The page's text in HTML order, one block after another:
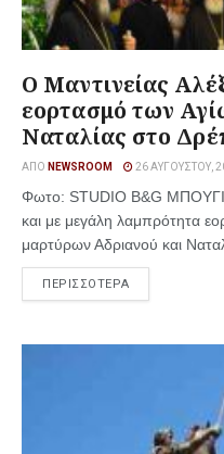
Ο Μαντινείας
εορτασμό των
Ναταλίας στο
ΑΠΌ NEWSROOM 26 ΑΥΓΟΎΣΤΟΥ,
Φωτο: STUDIO B&G
και με μεγάλη λαμπρότητα
μαρτύρων Αδριανού και
ΠΕΡΙΣΣΟΤΕΡΑ